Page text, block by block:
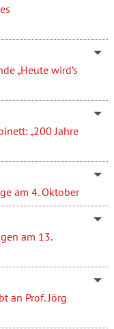
„Heute wird’s
„200 Jahre
am 4. Oktober
am 13.
an Prof. Jörg